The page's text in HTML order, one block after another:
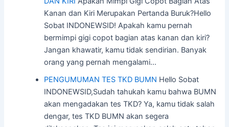
Kanan dan Kiri Merupakan Pertanda Buruk?Hello
Sobat INDONEWSID! Apakah kamu pernah
bermimpi gigi copot bagian atas kanan dan kiri?
Jangan khawatir, kamu tidak sendirian. Banyak
orang yang pernah mengalami…
PENGUMUMAN TES TKD BUMN Hello Sobat
INDONEWSID,Sudah tahukah kamu bahwa BUMN
akan mengadakan tes TKD? Ya, kamu tidak salah
dengar, tes TKD BUMN akan segera